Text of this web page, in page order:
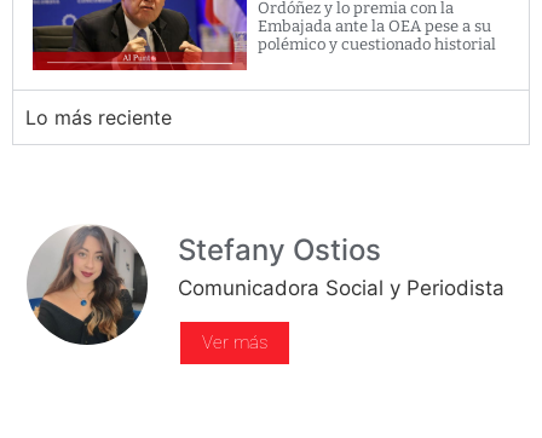
Ordóñez y lo premia con la
Embajada ante la OEA pese a su
polémico y cuestionado historial
Lo más reciente
Stefany Ostios
Comunicadora Social y Periodista
Ver más